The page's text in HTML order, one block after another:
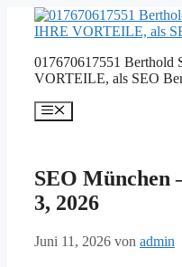
Inhalt
017670617551
VORTEILE, als SEO
Menü
SEO München
3, 2026
Juni 11, 2026 von admin